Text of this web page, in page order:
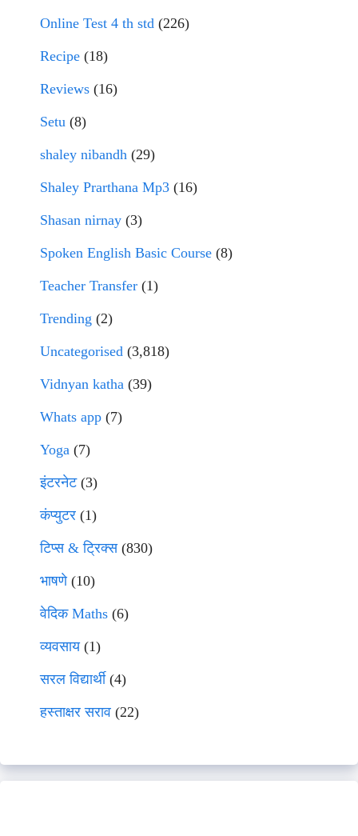
Online Test 4 th std (226)
Recipe (18)
Reviews (16)
Setu (8)
shaley nibandh (29)
Shaley Prarthana Mp3 (16)
Shasan nirnay (3)
Spoken English Basic Course (8)
Teacher Transfer (1)
Trending (2)
Uncategorised (3,818)
Vidnyan katha (39)
Whats app (7)
Yoga (7)
इंटरनेट(3)
कंप्युटर (1)
टिप्स & ट्रिक्स(830)
भाषणे(10)
वेदिक Maths (6)
व्यवसाय(1)
सरल विद्यार्थी(4)
हस्ताक्षर सराव (22)